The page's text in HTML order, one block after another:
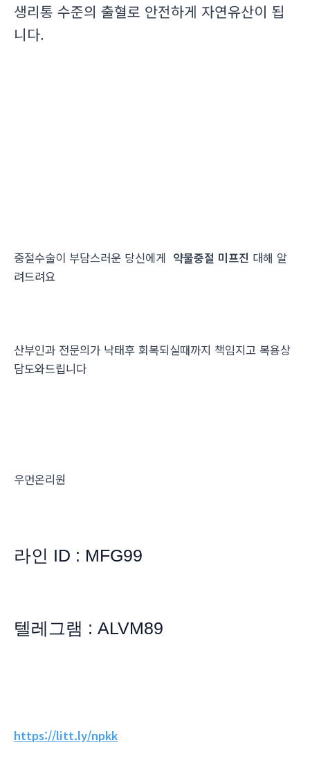
생리통 수준의 출혈로 안전하게 자연유산이 됩
니다.
중절수술이 부담스러운 당신에게 약물중절 미프진 대해 알
려드려요
산부인과 전문의가 낙태후 회복되실때까지 책임지고 복용상
담도와드립니다
우먼온리원
라인 ID : MFG99
텔레그램 : ALVM89
https://litt.ly/npkk